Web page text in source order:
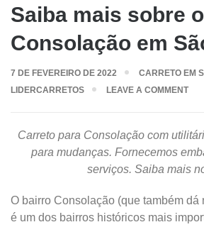
Saiba mais sobre
Consolação em
7 DE FEVEREIRO DE 2022 CARRETO EM
LIDERCARRETOS
LEAVE A COMMENT
Carreto para Consolação com
para mudanças. Fornecemos
serviços. Saiba mais
O bairro Consolação (que também dá
é um dos bairros históricos mais